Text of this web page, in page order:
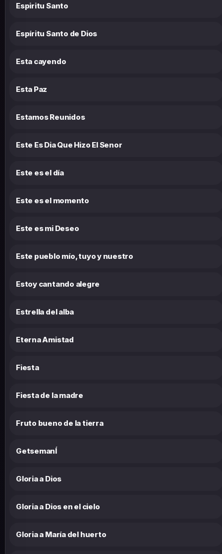
Espiritu Santo
Espíritu Santo de Dios
Esta cayendo
Esta Paz
Estamos Reunidos
Este Es Dia Que Hizo El Senor
Este es el día
Este es el momento
Este es mi Deseo
Este pueblo mío, tuyo y nuestro
Estoy cantando alegre
Estrella del alba
Eterna Amistad
Fiesta
Fiesta de la madre
Fruto bueno de la tierra
GetsemanÍ
Gloria a Dios
Gloria a Dios en el cielo
Gloria a María del huerto